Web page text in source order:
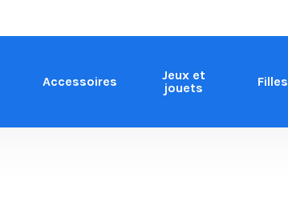
Accessoires
Jeux et
jouets
Filles